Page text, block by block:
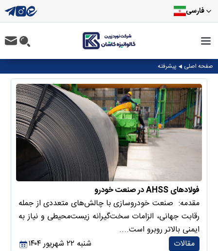
فارسی
صفحه اصلی پیشرفته
فولادهای AHSS در صنعت خودرو
مقدمه: صنعت خودروسازی با چالش‌های متعددی از جمله
رقابت جهانی، الزامات سخت‌گیرانه زیست‌محیطی و نیاز به
ایمنی بالاتر روبرو است....
مقالات
شنبه ۲۲ شهریور ۱۴۰۴